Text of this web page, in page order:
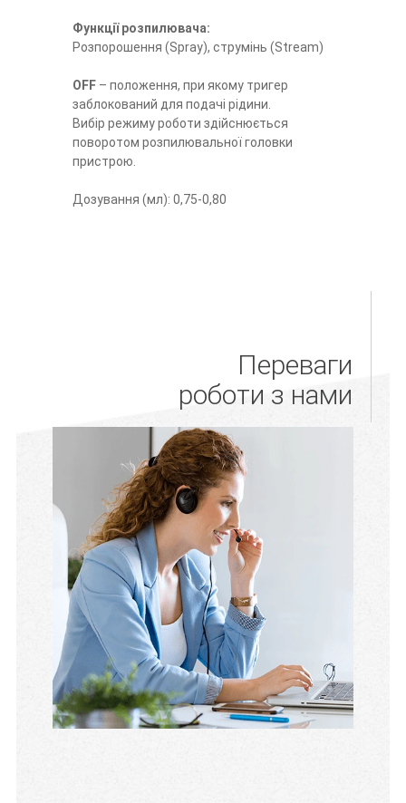
Функції розпилювача:
Розпорошення (Spray), струмінь (Stream)
OFF – положення, при якому тригер
заблокований для подачі рідини.
Вибір режиму роботи здійснюється
поворотом розпилювальної головки
пристрою.
Дозування (мл): 0,75-0,80
Переваги
роботи з нами